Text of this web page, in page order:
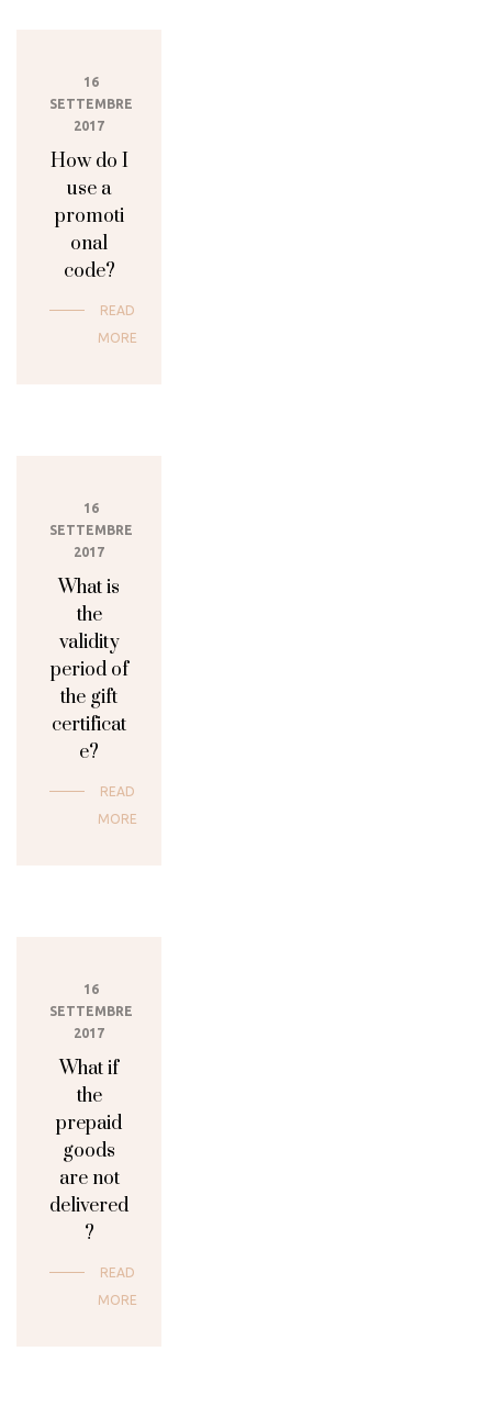
16
SETTEMBRE
2017
How do I
use a
promoti
onal
code?
READ
MORE
16
SETTEMBRE
2017
What is
the
validity
period of
the gift
certificat
e?
READ
MORE
16
SETTEMBRE
2017
What if
the
prepaid
goods
are not
delivered
?
READ
MORE